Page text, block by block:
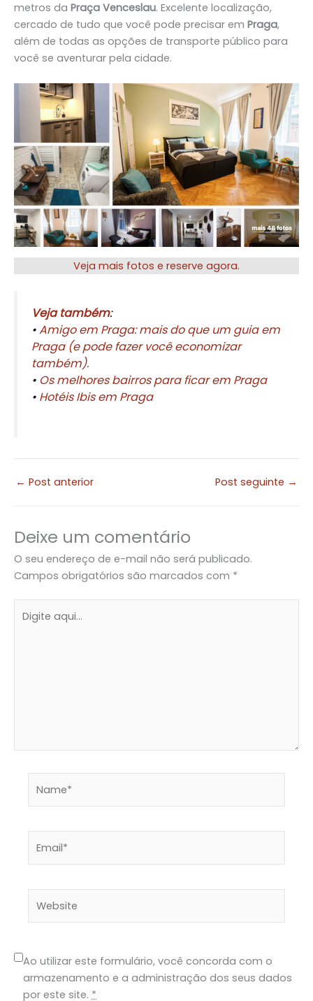
metros da Praça Venceslau. Excelente localização,
cercado de tudo que você pode precisar em Praga,
além de todas as opções de transporte público para
você se aventurar pela cidade.
Veja mais fotos e reserve agora.
Veja também:
•Amigo em Praga: mais do que um guia em
Praga (e pode fazer você economizar
também).
• Os melhores bairros para ficar em Praga
• Hotéis Ibis em Praga
← Post anterior Post seguinte →
Deixe um comentário
O seu endereço de e-mail não será publicado.
Campos obrigatórios são marcados com *
aqui...
Ao utilizar este formulário, você concorda com o
armazenamento e a administração dos seus dados
por este site. *